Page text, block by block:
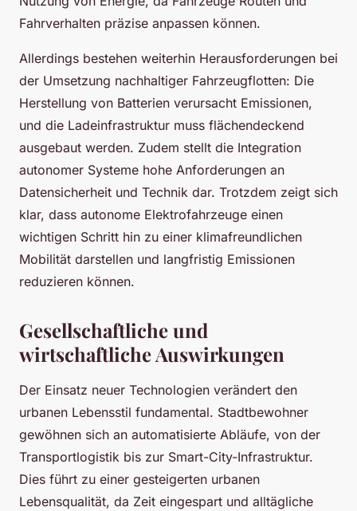
Fahrverhalten präzise anpassen können.
Allerdings bestehen weiterhin Herausforderungen bei
der Umsetzung nachhaltiger Fahrzeugflotten: Die
Herstellung von Batterien verursacht Emissionen,
und die Ladeinfrastruktur muss flächendeckend
ausgebaut werden. Zudem stellt die Integration
autonomer Systeme hohe Anforderungen an
Datensicherheit und Technik dar. Trotzdem zeigt sich
klar, dass autonome Elektrofahrzeuge einen
wichtigen Schritt hin zu einer klimafreundlichen
Mobilität darstellen und langfristig Emissionen
reduzieren können.
Gesellschaftliche und
wirtschaftliche Auswirkungen
Der Einsatz neuer Technologien verändert den
urbanen Lebensstil fundamental. Stadtbewohner
gewöhnen sich an automatisierte Abläufe, von der
Transportlogistik bis zur Smart-City-Infrastruktur.
Dies führt zu einer gesteigerten urbanen
Lebensqualität, da Zeit eingespart und alltägliche